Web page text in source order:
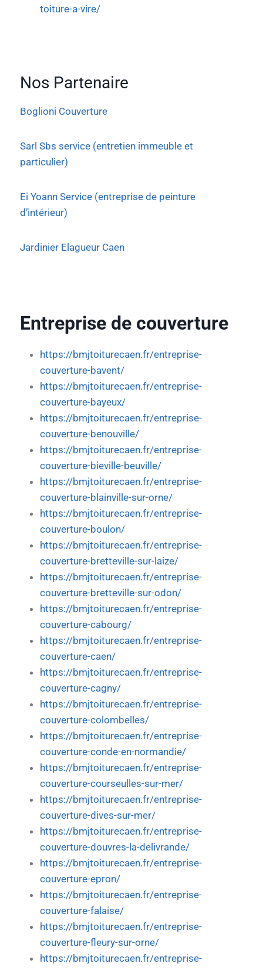
toiture-a-vire/
Nos Partenaire
Boglioni Couverture
Sarl Sbs service (entretien immeuble et
particulier)
Ei Yoann Service (entreprise de peinture
d’intérieur)
Jardinier Elagueur Caen
Entreprise de couverture
https://bmjtoiturecaen.fr/entreprise-
couverture-bavent/
https://bmjtoiturecaen.fr/entreprise-
couverture-bayeux/
https://bmjtoiturecaen.fr/entreprise-
couverture-benouville/
https://bmjtoiturecaen.fr/entreprise-
couverture-bieville-beuville/
https://bmjtoiturecaen.fr/entreprise-
couverture-blainville-sur-orne/
https://bmjtoiturecaen.fr/entreprise-
couverture-boulon/
https://bmjtoiturecaen.fr/entreprise-
couverture-bretteville-sur-laize/
https://bmjtoiturecaen.fr/entreprise-
couverture-bretteville-sur-odon/
https://bmjtoiturecaen.fr/entreprise-
couverture-cabourg/
https://bmjtoiturecaen.fr/entreprise-
couverture-caen/
https://bmjtoiturecaen.fr/entreprise-
couverture-cagny/
https://bmjtoiturecaen.fr/entreprise-
couverture-colombelles/
https://bmjtoiturecaen.fr/entreprise-
couverture-conde-en-normandie/
https://bmjtoiturecaen.fr/entreprise-
couverture-courseulles-sur-mer/
https://bmjtoiturecaen.fr/entreprise-
couverture-dives-sur-mer/
https://bmjtoiturecaen.fr/entreprise-
couverture-douvres-la-delivrande/
https://bmjtoiturecaen.fr/entreprise-
couverture-epron/
https://bmjtoiturecaen.fr/entreprise-
couverture-falaise/
https://bmjtoiturecaen.fr/entreprise-
couverture-fleury-sur-orne/
https://bmjtoiturecaen.fr/entreprise-